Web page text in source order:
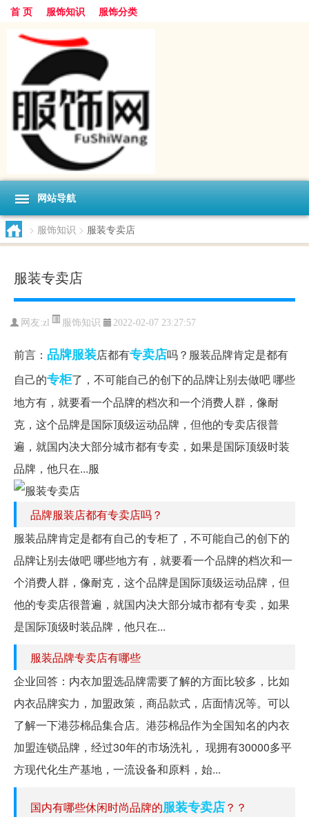
首 页 服饰知识 服饰分类
网站导航
> 服饰知识 > 服装专卖店
服装专卖店
网友:zl 服饰知识 2022-02-07 23:27:57
前言： 品牌服装店都有专卖店吗？服装品牌肯定是都有
自己的专柜了，不可能自己的创下的品牌让别去做吧 哪些
地方有，就要看一个品牌的档次和一个消费人群，像耐
克，这个品牌是国际顶级运动品牌，但他的专卖店很普
遍，就国内决大部分城市都有专卖，如果是国际顶级时装
品牌，他只在...服
品牌服装店都有专卖店吗？
服装品牌肯定是都有自己的专柜了，不可能自己的创下的
品牌让别去做吧 哪些地方有，就要看一个品牌的档次和一
个消费人群，像耐克，这个品牌是国际顶级运动品牌，但
他的专卖店很普遍，就国内决大部分城市都有专卖，如果
是国际顶级时装品牌，他只在...
服装品牌专卖店有哪些
企业回答：内衣加盟选品牌需要了解的方面比较多，比如
内衣品牌实力，加盟政策，商品款式，店面情况等。可以
了解一下港莎棉品集合店。港莎棉品作为全国知名的内衣
加盟连锁品牌，经过30年的市场洗礼， 现拥有30000多平
方现代化生产基地，一流设备和原料，始...
国内有哪些休闲时尚品牌的服装专卖店？？